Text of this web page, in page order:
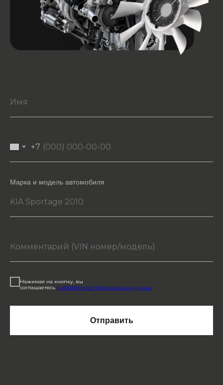
+7
Марка и модель автомобиля
Нажимая на кнопку, вы
соглашаетесь с обработкой персональных данных
Отправить